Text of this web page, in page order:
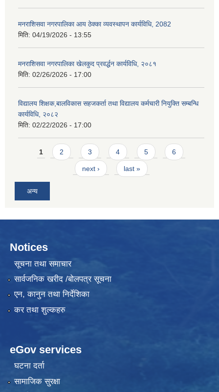
मनराशिसवा नगरपालिका आय ठेक्का व्यवस्थापन कार्यविधि, 2082
मिति: 04/19/2026 - 13:55
मनराशिसवा नगरपालिका खेलकुद प्रवर्द्धन कार्यविधि, २०८१
मिति: 02/26/2026 - 17:00
विद्यालय शिक्षक,बालविकास सहजकर्ता तथा विद्यालय कर्मचारी नियुक्ति सम्बन्धि
कार्यविधि, २०८२
मिति: 02/22/2026 - 17:00
Pages
1 2 3 4 5 6
next › last »
अन्य
Notices
सूचना तथा समाचार
सार्वजनिक खरीद /बोलपत्र सूचना
एन, कानुन तथा निर्देशिका
कर तथा शुल्कहरु
eGov services
घटना दर्ता
सामाजिक सुरक्षा